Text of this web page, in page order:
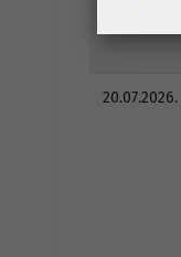
20.07.2026.